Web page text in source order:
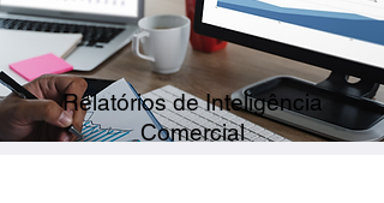
Relatórios de Inteligência
Comercial